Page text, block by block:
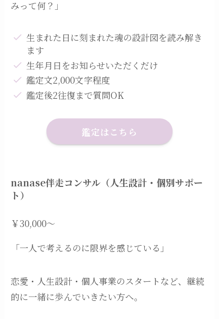
みって何？」
生まれた日に刻まれた魂の設計図を読み解き
ます
生年月日をお知らせいただくだけ
鑑定文2,000文字程度
鑑定後2往復まで質問OK
鑑定はこちら
nanase伴走コンサル（人生設計・個別サポー
ト）
￥30,000～
「一人で考えるのに限界を感じている」
恋愛・人生設計・個人事業のスタートなど、継続
的に一緒に歩んでいきたい方へ。